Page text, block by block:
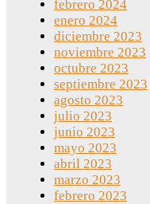
febrero 2024
enero 2024
diciembre 2023
noviembre 2023
octubre 2023
septiembre 2023
agosto 2023
julio 2023
junio 2023
mayo 2023
abril 2023
marzo 2023
febrero 2023